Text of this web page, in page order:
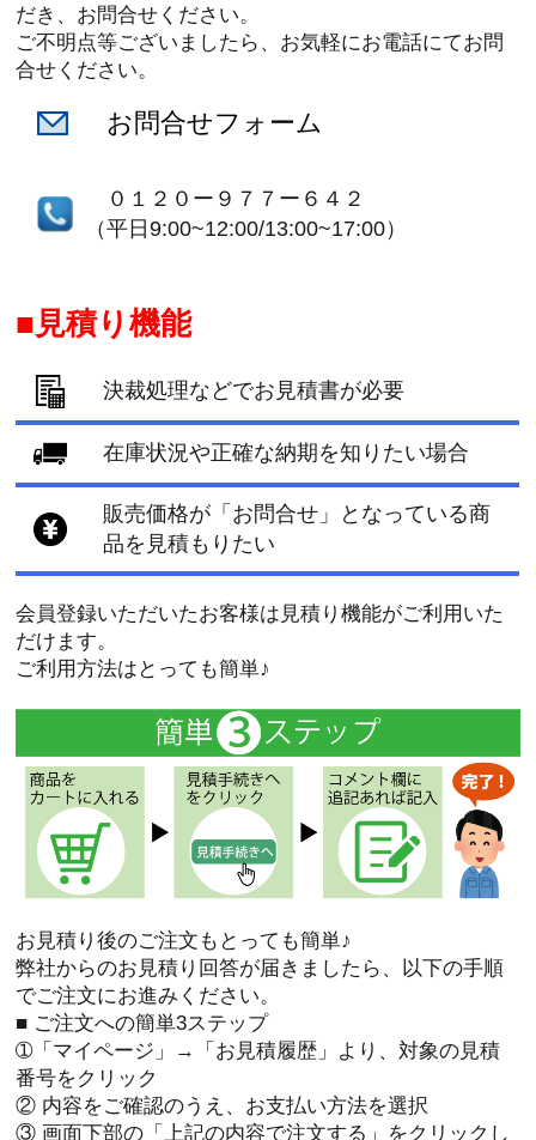
だき、お問合せください。
ご不明点等ございましたら、お気軽にお電話にてお問
合せください。
お問合せフォーム
０１２０ー９７７ー６４２
（平日9:00~12:00/13:00~17:00）
見積り機能
決裁処理などでお見積書が必要
在庫状況や正確な納期を知りたい場合
販売価格が「お問合せ」となっている商
品を見積もりたい
会員登録いただいたお客様は見積り機能がご利用いた
だけます。
ご利用方法はとっても簡単♪
お見積り後のご注文もとっても簡単♪
弊社からのお見積り回答が届きましたら、以下の手順
でご注文にお進みください。
■ ご注文への簡単3ステップ
➀「マイページ」→「お見積履歴」より、対象の見積
番号をクリック
② 内容をご確認のうえ、お支払い方法を選択
③ 画面下部の「上記の内容で注文する」をクリックし